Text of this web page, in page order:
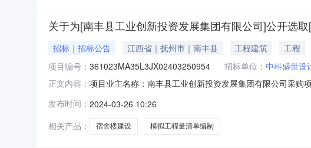
关于为[南丰县工业创新投资发展集团有限公司]公开选
招标｜招标公告 江西省｜抚州市｜南丰县 工程建筑
工程
项目编号： 361023MA35L3JX02403250954 招标单位： 中科盛世设
正文内容： 项目业主名称：南丰县工业创新投资发展集团有限公司采购
准收费后，下浮50%为该项目模拟工程量清单编制服务费最
签订合同时
发布时间： 2024-03-26 10:26
相关产品：
宿舍楼建设 模拟工程量清单编制